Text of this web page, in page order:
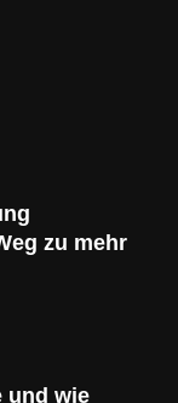
zu mehr
und wie